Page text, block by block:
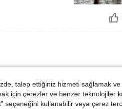
talep ettiğiniz hizmeti sağlamak
için çerezler ve benzer teknolojiler
seçeneğini kullanabilir veya çerez